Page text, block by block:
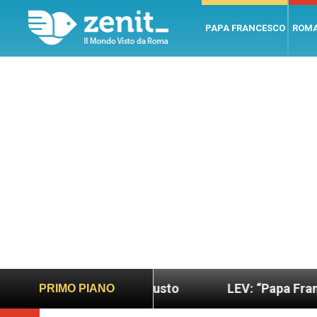
PAPA FRANCESCO
PRIMO PIANO
sano e giusto LEV: “Papa Francesco. Un